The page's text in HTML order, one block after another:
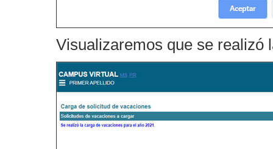
Visualizaremos que se realizó